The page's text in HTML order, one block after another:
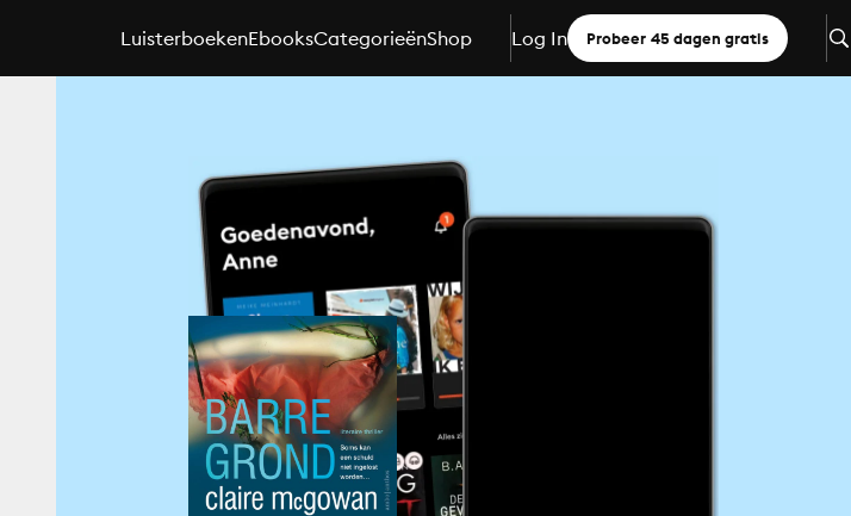
LuisterboekenEbooksCategorieënShop Log In Probeer 45 dagen gratis